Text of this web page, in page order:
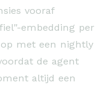
vooraf
embedding per
met een nightly
de agent
altijd een